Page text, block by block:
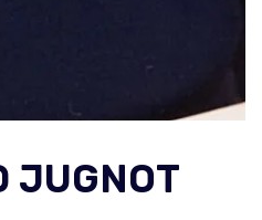
JUGNOT